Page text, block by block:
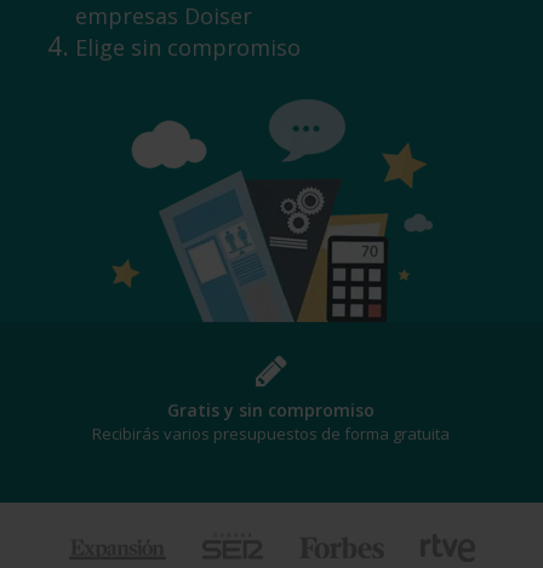
empresas Doiser
Elige sin compromiso
Gratis y sin compromiso
Recibirás varios presupuestos de forma gratuita